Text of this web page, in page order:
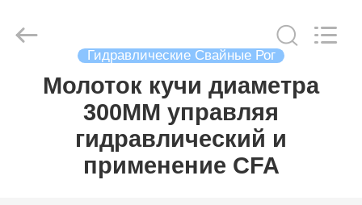
ДОМ
ПРОДУКТЫ
Heavy
Industry
Гидравлические Свайные Рог
Молоток кучи диаметра
300MM управляя
гидравлический и
применение CFA